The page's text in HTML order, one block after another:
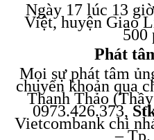
Ngày 17 lúc 13
Việt, huyện Giao
500
Phát
Mọi sự phát tâm
chuyển khoản qua
Thanh Thảo
0973.426.373,
Vietcombank chi
–